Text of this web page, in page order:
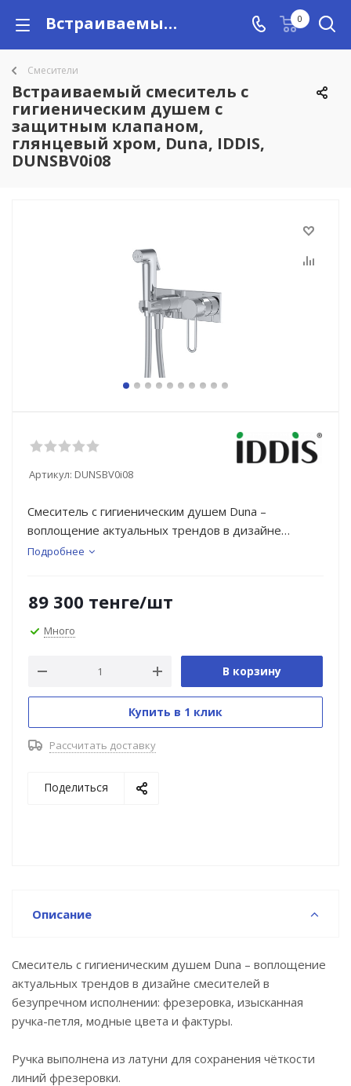
Встраиваемый смеситель с гигиеническим душем с защитным клапаном, глянцевый хром, Duna, IDDIS, DUNSBV0i08 купить в Алматы с доставкой по Казахстану, цены 0
Смесители
Встраиваемый смеситель с
гигиеническим душем с
защитным клапаном,
глянцевый хром, Duna, IDDIS,
DUNSBV0i08
Артикул: DUNSBV0i08
Смеситель с гигиеническим душем Duna –
воплощение актуальных трендов в дизайне
смесителей в безупречном исполнении:
Ручка выполнена из латуни для сохранения
Безопасность и удобство — по умолчанию:
автоматический клапан в держателе перекрывает
воду при установке лейки — даже если картридж
открыт, а защита от избыточного давления
предотвращает накопление воды и риск разрыва
и плотное прилегание к стене.
монетой для очистки.
Повышенная стойкость к бытовой химии и
механическим повреждениям благодаря
покрытие устойчиво к потускнению (при должном
уходе).
Подробнее
89 300 тенге/шт
Много
В корзину
Купить в 1 клик
Рассчитать доставку
Поделиться
Описание
Смеситель с гигиеническим душем Duna – воплощение
актуальных трендов в дизайне смесителей в
безупречном исполнении: фрезеровка, изысканная
ручка-петля, модные цвета и фактуры.
Ручка выполнена из латуни для сохранения чёткости
линий фрезеровки.